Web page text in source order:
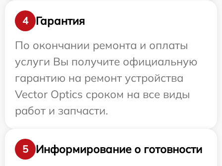
4
Гарантия
По окончании ремонта и оплаты
услуги Вы получите официальную
гарантию на ремонт устройства
Vector Optics сроком на все виды
работ и запчасти.
5
Информирование о готовности